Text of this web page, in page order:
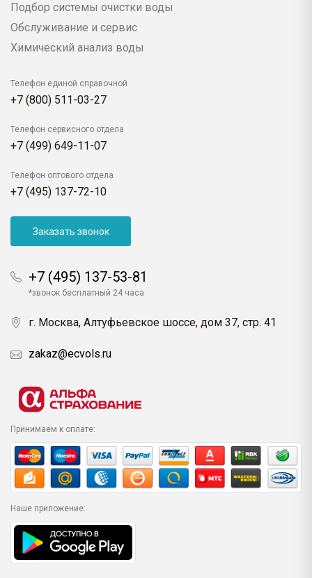
Подбор системы очистки воды
Обслуживание и сервис
Химический анализ воды
Телефон единой справочной
+7 (800) 511-03-27
Телефон сервисного отдела
+7 (499) 649-11-07
Телефон оптового отдела
+7 (495) 137-72-10
Заказать звонок
+7 (495) 137-53-81
*звонок бесплатный 24 часа
г. Москва, Алтуфьевское шоссе, дом 37, стр. 41
zakaz@ecvols.ru
Принимаем к оплате:
Наше приложение: